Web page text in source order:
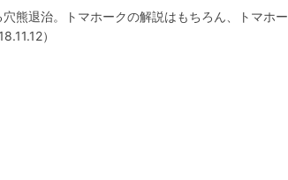
退治。トマホークの解説はもちろん、トマホー
）